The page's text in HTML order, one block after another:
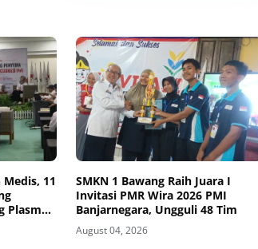
11
Plasma
SMKN 1 Bawang Raih Juara I
Invitasi PMR Wira 2026 PMI
Banjarnegara, Ungguli 48 Tim
August 04, 2026